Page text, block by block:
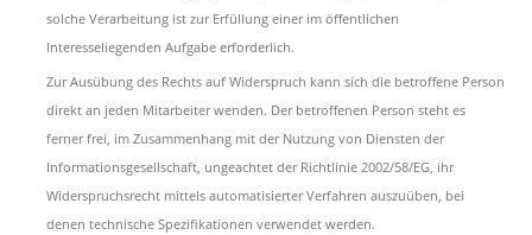
solche Verarbeitung ist zur Erfüllung einer im öffentlichen
Interesseliegenden Aufgabe erforderlich.
Zur Ausübung des Rechts auf Widerspruch kann sich die betroffene Person
direkt an jeden Mitarbeiter wenden. Der betroffenen Person steht es
ferner frei, im Zusammenhang mit der Nutzung von Diensten der
Informationsgesellschaft, ungeachtet der Richtlinie 2002/58/EG, ihr
Widerspruchsrecht mittels automatisierter Verfahren auszuüben, bei
denen technische Spezifikationen verwendet werden.